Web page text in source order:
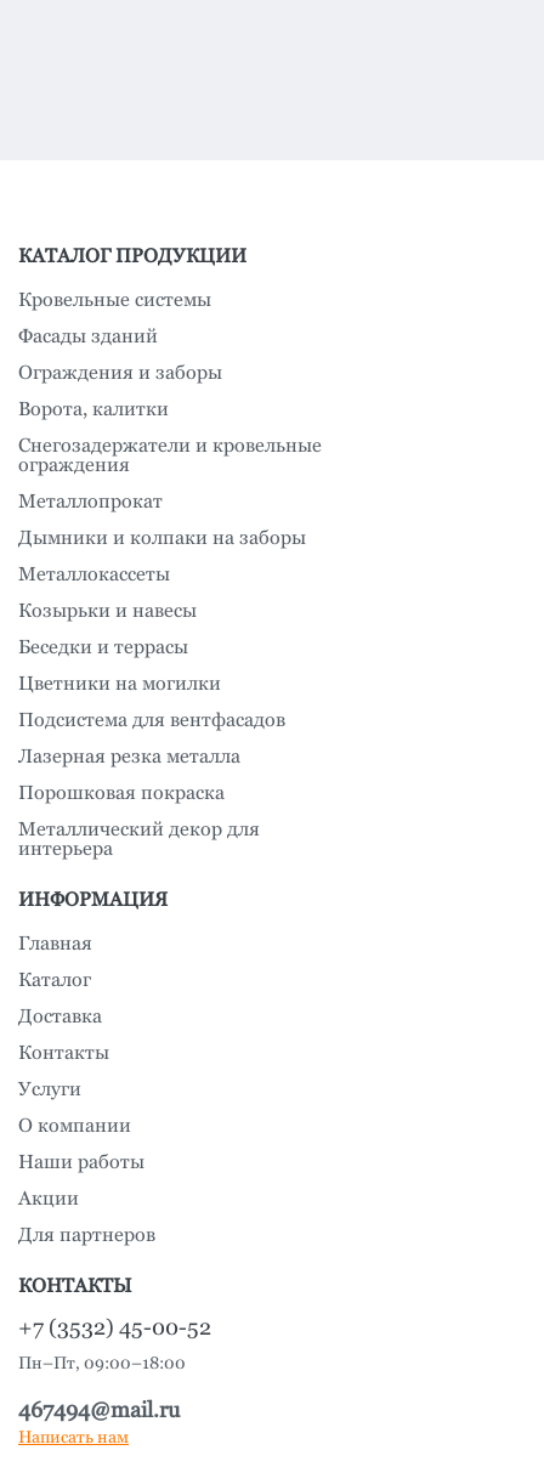
КАТАЛОГ ПРОДУКЦИИ
Кровельные системы
Фасады зданий
Ограждения и заборы
Ворота, калитки
Снегозадержатели и кровельные
ограждения
Металлопрокат
Дымники и колпаки на заборы
Металлокассеты
Козырьки и навесы
Беседки и террасы
Цветники на могилки
Подсистема для вентфасадов
Лазерная резка металла
Порошковая покраска
Металлический декор для
интерьера
ИНФОРМАЦИЯ
Главная
Каталог
Доставка
Контакты
Услуги
О компании
Наши работы
Акции
Для партнеров
КОНТАКТЫ
+7 (3532) 45-00-52
Пн–Пт, 09:00–18:00
467494@mail.ru
Написать нам